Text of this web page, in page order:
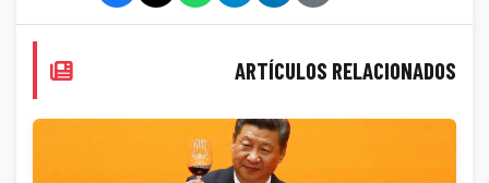
ARTÍCULOS RELACIONADOS